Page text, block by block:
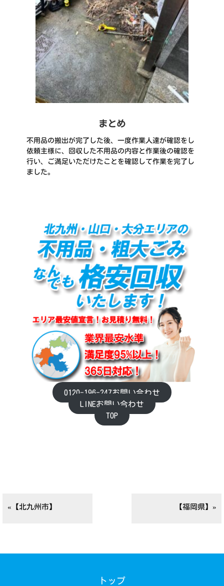
まとめ
不用品の搬出が完了した後、一度作業人達が確認をし
依頼主様に、回収した不用品の内容と作業後の確認を
行い、ご満足いただけたことを確認して作業を完了し
ました。
0120-196-247お問い合わせ
LINEお問い合わせ
TOP
«【北九州市】 【福岡県】»
トップ